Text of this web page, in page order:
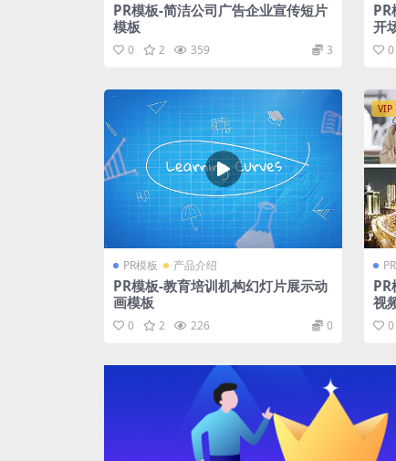
PR模板-简洁公司广告企业宣传短片
模板
0 2 359 3
开
0
PR模板 产品介绍
PR模板-教育培训机构幻灯片展示动
画模板
0 2 226 0
VIP
视
0